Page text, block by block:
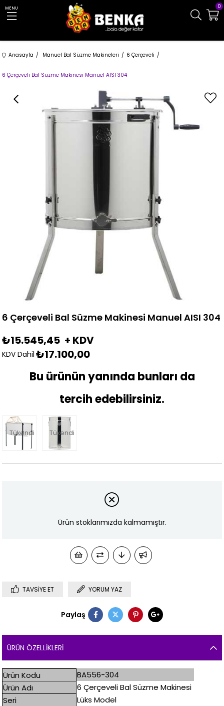
MENU 0
Anasayfa Manuel Bal Süzme Makineleri 6 Çerçeveli
6 Çerçeveli Bal Süzme Makinesi Manuel AISI 304
6 Çerçeveli Bal Süzme Makinesi Manuel AISI 304
₺15.545,45 + KDV
KDV Dahil ₺17.100,00
Bu ürünün yanında bunları da
tercih edebilirsiniz.
Tükendi Tükendi
Ürün stoklarımızda kalmamıştır.
TAVSIYE ET YORUM YAZ
Paylaş
ÜRÜN ÖZELLIKLERI
Ürün Kodu
BA556-304
Ürün Adı
6 Çerçeveli Bal Süzme Makinesi
Seri
Lüks Model